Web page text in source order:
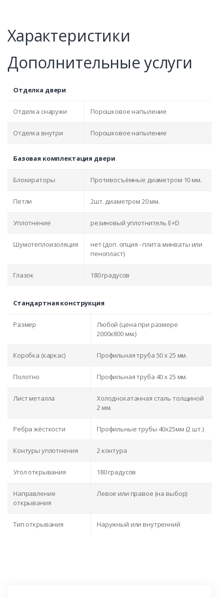
Характеристики
Дополнительные услуги
Отделка двери
Отделка снаружи Порошковое напыление
Отделка внутри Порошковое напыление
Базовая комплектация двери
Блокираторы Противосъёмные диаметром 10 мм.
Петли 2шт. диаметром 20 мм.
Уплотнение резиновый уплотнитель E+D
Шумотеплоизоляция
нет (доп. опция - плита минваты или
пенопласт)
Глазок 180 градусов
Стандартная конструкция
Размер
Любой (цена при размере
2000x800 мм.)
Коробка (каркас) Профильная труба 50 х 25 мм.
Полотно Профильная труба 40 х 25 мм.
Лист металла
Холоднокатанная сталь толщиной
2 мм.
Ребра жёсткости Профильные трубы 40х25мм (2 шт.)
Контуры уплотнения 2 контура
Угол открывания 180 градусов
Направление
открывания
Левое или правое (на выбор)
Тип открывания Наружный или внутренний